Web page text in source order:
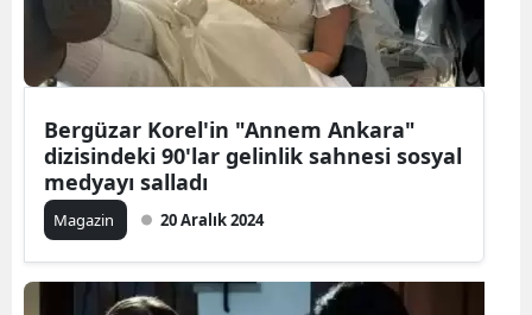
Bergüzar Korel'in "Annem Ankara"
dizisindeki 90'lar gelinlik sahnesi sosyal
medyayı salladı
Magazin 20 Aralık 2024